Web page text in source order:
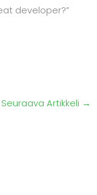
developer?”
Seuraava Artikkeli →